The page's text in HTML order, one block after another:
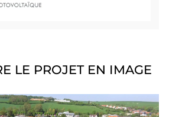
LE PROJET EN IMAGE